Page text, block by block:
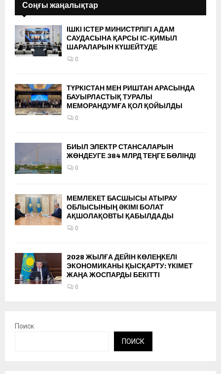
Соңғы жаңалықтар
ІШКІ ІСТЕР МИНИСТРЛІГІ АДАМ
САУДАСЫНА ҚАРСЫ ІС-ҚИМЫЛ
ШАРАЛАРЫН КҮШЕЙТУДЕ
0
ТҮРКІСТАН МЕН РИШТАН АРАСЫНДА
БАУЫРЛАСТЫҚ ТУРАЛЫ
МЕМОРАНДУМҒА ҚОЛ ҚОЙЫЛДЫ
0
БИЫЛ ЭЛЕКТР СТАНСАЛАРЫН
ЖӨНДЕУГЕ 384 МЛРД ТЕҢГЕ БӨЛІНДІ
0
МЕМЛЕКЕТ БАСШЫСЫ АТЫРАУ
ОБЛЫСЫНЫҢ ӘКІМІ БОЛАТ
АҚШОЛАҚОВТЫ ҚАБЫЛДАДЫ
0
2028 ЖЫЛҒА ДЕЙІН КӨЛЕҢКЕЛІ
ЭКОНОМИКАНЫ ҚЫСҚАРТУ: ҮКІМЕТ
ЖАҢА ЖОСПАРДЫ БЕКІТТІ
0
Поиск
ПОИСК